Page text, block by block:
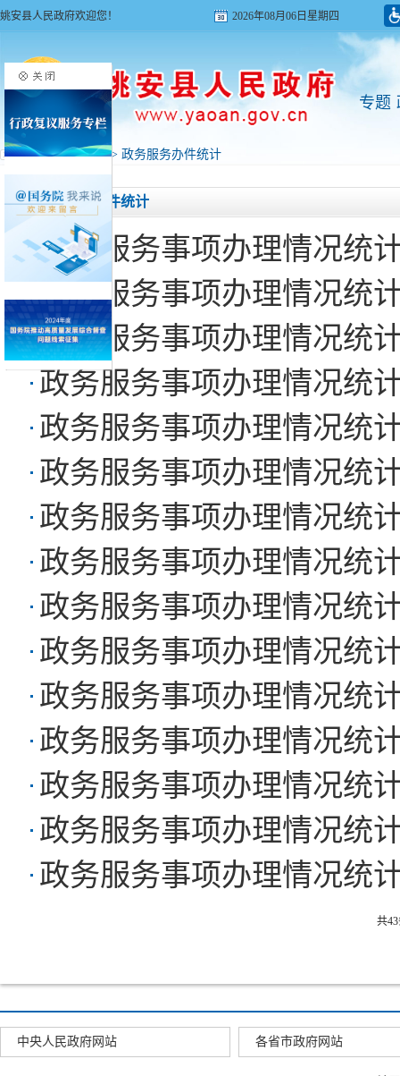
姚安县人民政府欢迎您！ 2026年08月06日星期四
专题
首页>政务公开> 政务服务办件统计
政务服务办件统计
政务服务事项办理情况统
政务服务事项办理情况统
政务服务事项办理情况统
政务服务事项办理情况统
政务服务事项办理情况统
政务服务事项办理情况统
政务服务事项办理情况统
政务服务事项办理情况统
政务服务事项办理情况统
政务服务事项办理情况统
政务服务事项办理情况统
政务服务事项办理情况统
政务服务事项办理情况统
政务服务事项办理情况统
政务服务事项办理情况统
共
中央人民政府网站 各省市政府网站